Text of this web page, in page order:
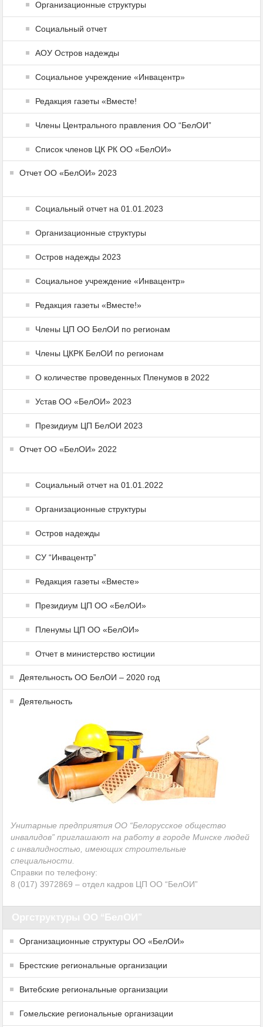
Организационные структуры
Социальный отчет
АОУ Остров надежды
Социальное учреждение «Инвацентр»
Редакция газеты «Вместе!
Члены Центрального правления ОО “БелОИ”
Список членов ЦК РК ОО «БелОИ»
Отчет ОО «БелОИ» 2023
Социальный отчет на 01.01.2023
Организационные структуры
Остров надежды 2023
Социальное учреждение «Инвацентр»
Редакция газеты «Вместе!»
Члены ЦП ОО БелОИ по регионам
Члены ЦКРК БелОИ по регионам
О количестве проведенных Пленумов в 2022
Устав ОО «БелОИ» 2023
Президиум ЦП БелОИ 2023
Отчет ОО «БелОИ» 2022
Социальный отчет на 01.01.2022
Организационные структуры
Остров надежды
СУ “Инвацентр”
Редакция газеты «Вместе»
Президиум ЦП ОО «БелОИ»
Пленумы ЦП ОО «БелОИ»
Отчет в министерство юстиции
Деятельность ОО БелОИ – 2020 год
Деятельность
Унитарные предприятия ОО “Белорусское общество
инвалидов” приглашают на работу в городе Минске людей
с инвалидностью, имеющих строительные
специальности.
Справки по телефону:
8 (017) 3972869 – отдел кадров ЦП ОО “БелОИ”
Организационные структуры ОО «БелОИ»
Брестские региональные организации
Витебские региональные организации
Гомельские региональные организации